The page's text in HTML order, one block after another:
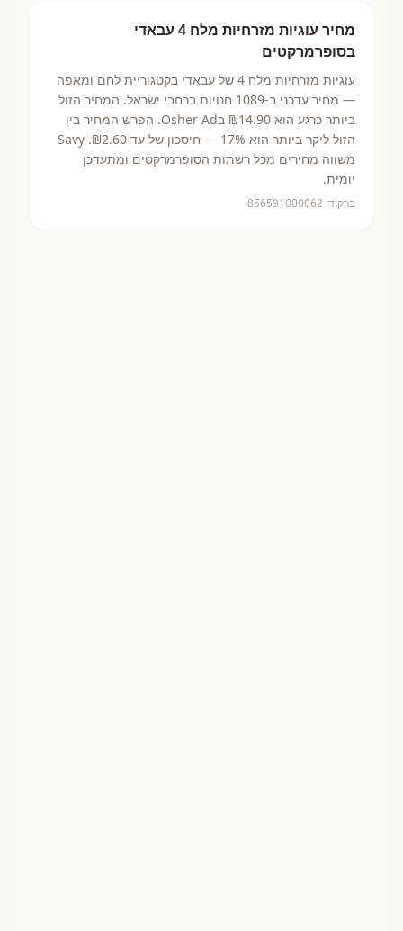
מחיר עוגיות מזרחיות מלח 4
עבאדי
בסופרמרקטים
עוגיות מזרחיות מלח 4 של עבאדי בקטגוריית לחם ומאפה
— מחיר עדכני ב-1089 חנויות ברחבי ישראל. המחיר הזול
ביותר כרגע הוא ₪14.90
בOsher Ad.
הפרש המחיר בין
הזול ליקר ביותר הוא 17% — חיסכון של עד ₪2.60.
Savy
משווה מחירים מכל רשתות הסופרמרקטים ומתעדכן
יומית.
ברקוד: 856591000062